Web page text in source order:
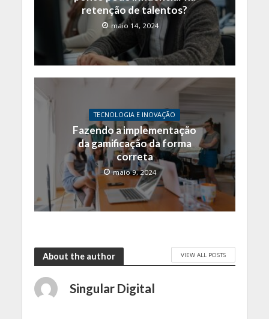
retenção de talentos?
maio 14, 2024
TECNOLOGIA E INOVAÇÃO
Fazendo a implementação
da gamificação da forma
correta
maio 9, 2024
About the author VIEW ALL POSTS
Singular Digital